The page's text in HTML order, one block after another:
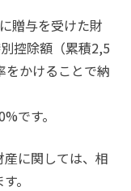
贈与を受けた財
控除額（累積2,5
をかけることで納
です。
に関しては、相
。